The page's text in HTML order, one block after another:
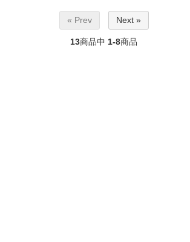
« Prev Next »
13商品中 1-8商品